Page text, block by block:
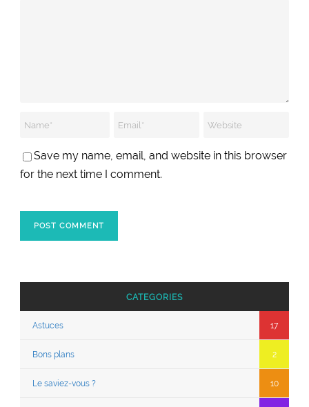
Save my name, email, and website in this browser
for the next time I comment.
CATEGORIES
Astuces 17
Bons plans 2
Le saviez-vous ? 10